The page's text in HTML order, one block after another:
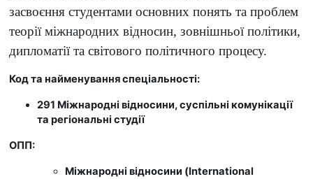
засвоєння студентами основних понять та проблем
теорії міжнародних відносин, зовнішньої політики,
дипломатії та світового політичного процесу.
Код та найменування спеціальності:
291 Міжнародні відносини, суспільні комунікації
та регіональні студії
ОПП:
Міжнародні відносини (International